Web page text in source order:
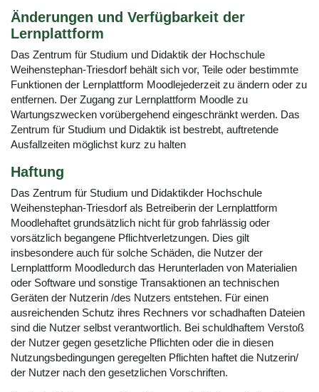
Änderungen und Verfügbarkeit der
Lernplattform
Das Zentrum für Studium und Didaktik der Hochschule
Weihenstephan-Triesdorf behält sich vor, Teile oder bestimmte
Funktionen der Lernplattform Moodlejederzeit zu ändern oder zu
entfernen. Der Zugang zur Lernplattform Moodle zu
Wartungszwecken vorübergehend eingeschränkt werden. Das
Zentrum für Studium und Didaktik ist bestrebt, auftretende
Ausfallzeiten möglichst kurz zu halten
Haftung
Das Zentrum für Studium und Didaktikder Hochschule
Weihenstephan-Triesdorf als Betreiberin der Lernplattform
Moodlehaftet grundsätzlich nicht für grob fahrlässig oder
vorsätzlich begangene Pflichtverletzungen. Dies gilt
insbesondere auch für solche Schäden, die Nutzer der
Lernplattform Moodledurch das Herunterladen von Materialien
oder Software und sonstige Transaktionen an technischen
Geräten der Nutzerin /des Nutzers entstehen. Für einen
ausreichenden Schutz ihres Rechners vor schadhaften Dateien
sind die Nutzer selbst verantwortlich. Bei schuldhaftem Verstoß
der Nutzer gegen gesetzliche Pflichten oder die in diesen
Nutzungsbedingungen geregelten Pflichten haftet die Nutzerin/
der Nutzer nach den gesetzlichen Vorschriften.